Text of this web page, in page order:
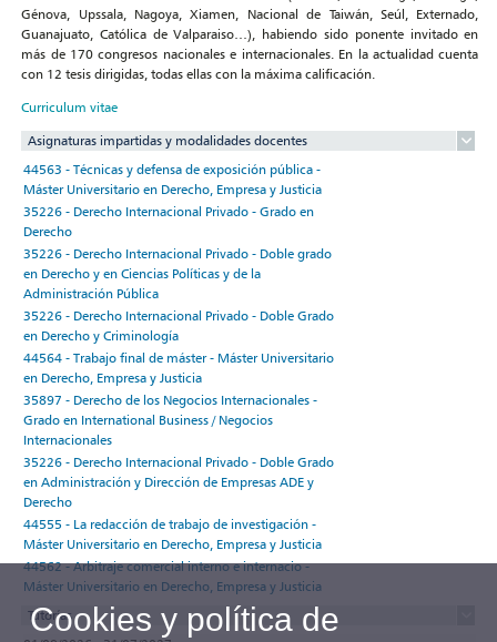
Génova, Upssala, Nagoya, Xiamen, Nacional de Taiwán, Seúl, Externado,
Guanajuato, Católica de Valparaiso…), habiendo sido ponente invitado en
más de 170 congresos nacionales e internacionales. En la actualidad cuenta
con 12 tesis dirigidas, todas ellas con la máxima calificación.
Curriculum vitae
Asignaturas impartidas y modalidades docentes
44563 - Técnicas y defensa de exposición pública -
Máster Universitario en Derecho, Empresa y Justicia
35226 - Derecho Internacional Privado - Grado en
Derecho
35226 - Derecho Internacional Privado - Doble grado
en Derecho y en Ciencias Políticas y de la
Administración Pública
35226 - Derecho Internacional Privado - Doble Grado
en Derecho y Criminología
44564 - Trabajo final de máster - Máster Universitario
en Derecho, Empresa y Justicia
35897 - Derecho de los Negocios Internacionales -
Grado en International Business / Negocios
Internacionales
35226 - Derecho Internacional Privado - Doble Grado
en Administración y Dirección de Empresas ADE y
Derecho
44555 - La redacción de trabajo de investigación -
Máster Universitario en Derecho, Empresa y Justicia
44562 - Arbitraje comercial interno e internacio -
Máster Universitario en Derecho, Empresa y Justicia
Tutorías
Cookies y política de